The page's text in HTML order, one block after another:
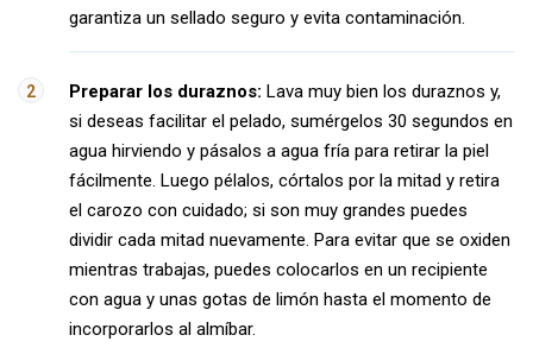
garantiza un sellado seguro y evita contaminación.
Preparar los duraznos: Lava muy bien los duraznos y,
si deseas facilitar el pelado, sumérgelos 30 segundos en
agua hirviendo y pásalos a agua fría para retirar la piel
fácilmente. Luego pélalos, córtalos por la mitad y retira
el carozo con cuidado; si son muy grandes puedes
dividir cada mitad nuevamente. Para evitar que se oxiden
mientras trabajas, puedes colocarlos en un recipiente
con agua y unas gotas de limón hasta el momento de
incorporarlos al almíbar.